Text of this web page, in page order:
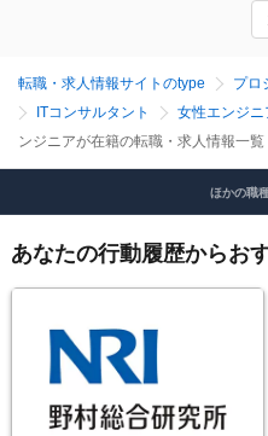
転職・求人情報サイトのtype
プロ
ITコンサルタント
女性エンジニ
ンジニアが在籍の転職・求人情報一覧
ほかの職
あなたの行動履歴からお